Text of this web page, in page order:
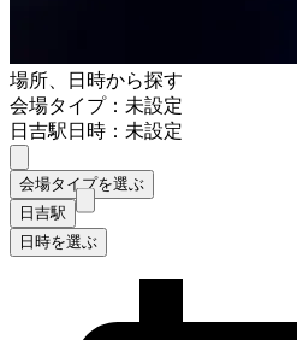
場所、日時から探す
会場タイプ：未設定
日吉駅日時：未設定
会場タイプを選ぶ
日吉駅
日時を選ぶ